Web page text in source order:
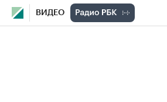
ВИДЕО